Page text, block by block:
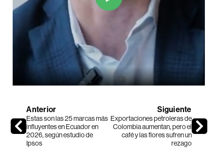
Anterior
Estas son las 25 marcas más
influyentes en Ecuador en
2026, según estudio de
Ipsos
Siguiente
Exportaciones petroleras de
Colombia aumentan, pero el
café y las flores sufren un
rezago